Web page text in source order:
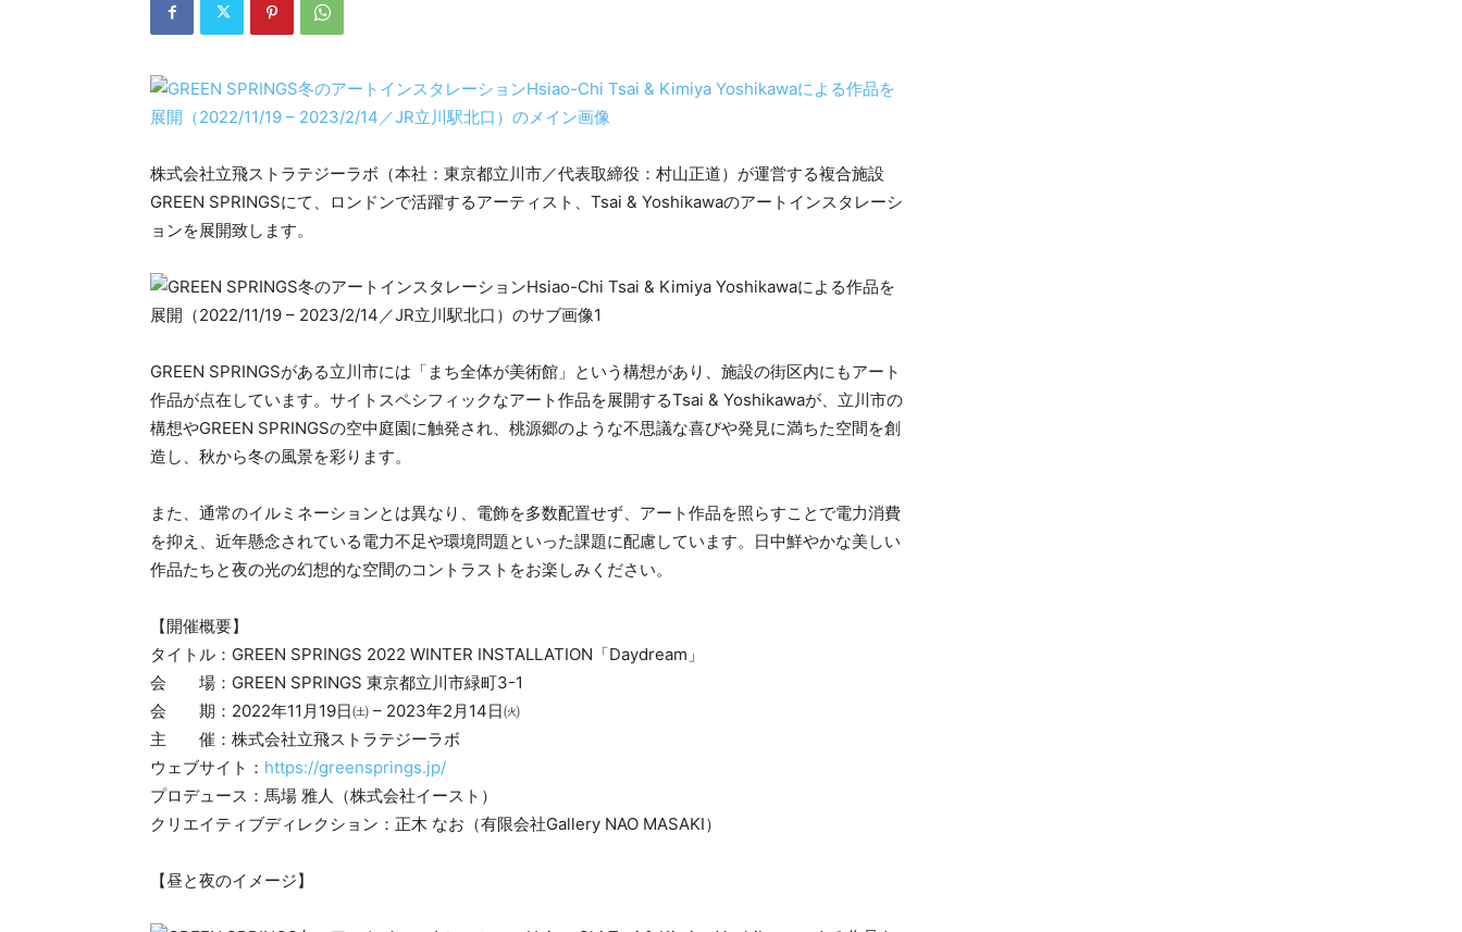
株式会社立飛ストラテジーラボ（本社：東京都立川市／代表取締役：村山正道）が運営する複合施設
GREEN SPRINGSにて、ロンドンで活躍するアーティスト、Tsai & Yoshikawaのアートインスタレーシ
ョンを展開致します。
GREEN SPRINGSがある立川市には「まち全体が美術館」という構想があり、施設の街区内にもアート
作品が点在しています。サイトスペシフィックなアート作品を展開するTsai & Yoshikawaが、立川市の
構想やGREEN SPRINGSの空中庭園に触発され、桃源郷のような不思議な喜びや発見に満ちた空間を創
造し、秋から冬の風景を彩ります。
また、通常のイルミネーションとは異なり、電飾を多数配置せず、アート作品を照らすことで電力消費
を抑え、近年懸念されている電力不足や環境問題といった課題に配慮しています。日中鮮やかな美しい
作品たちと夜の光の幻想的な空間のコントラストをお楽しみください。
【開催概要】
タイトル：GREEN SPRINGS 2022 WINTER INSTALLATION「Daydream」
会 場：GREEN SPRINGS 東京都立川市緑町3-1
会 期：2022年11月19日㈯ – 2023年2月14日㈫
主 催：株式会社立飛ストラテジーラボ
ウェブサイト： https://greensprings.jp/
プロデュース：馬場 雅人（株式会社イースト）
クリエイティブディレクション：正木 なお（有限会社Gallery NAO MASAKI）
【昼と夜のイメージ】